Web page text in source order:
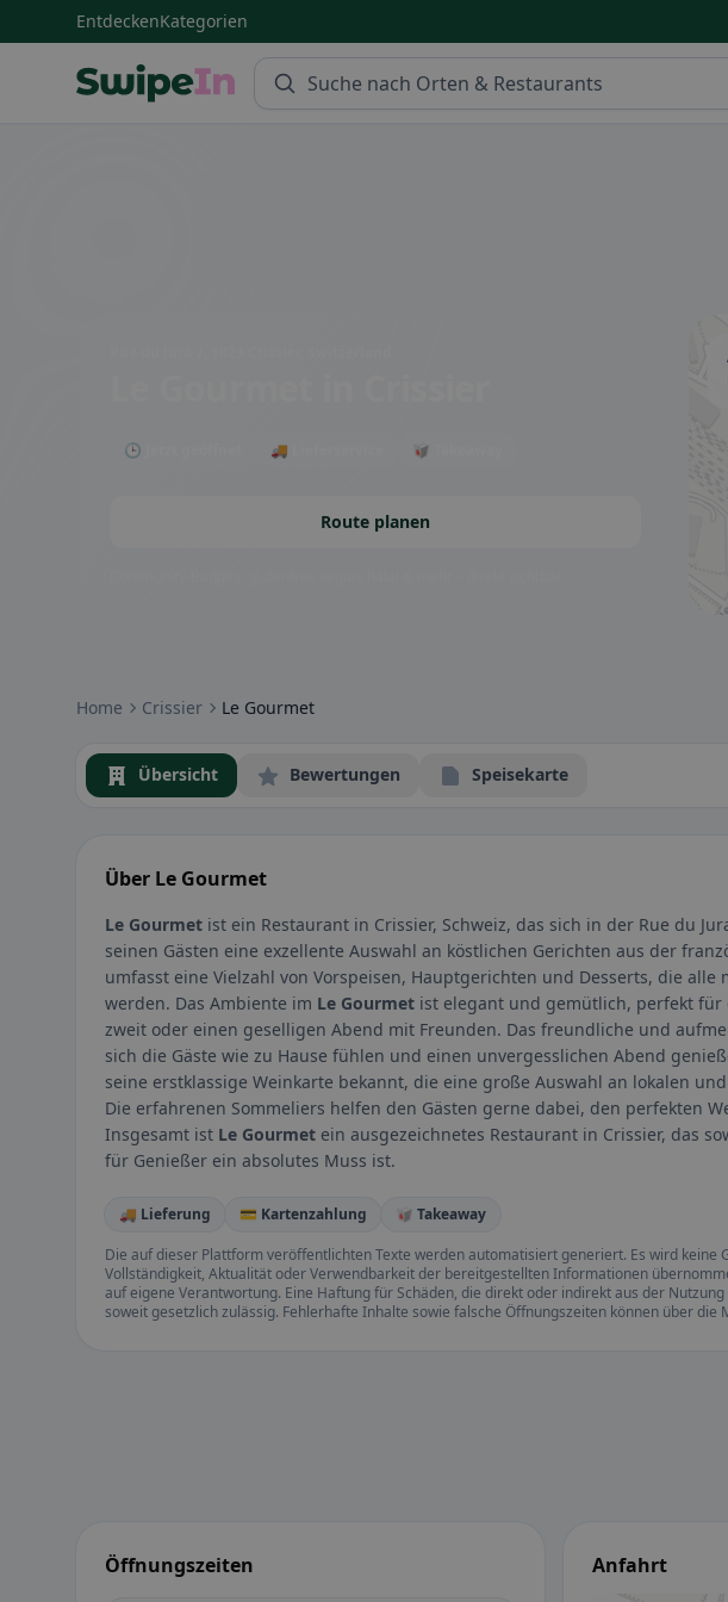
EntdeckenKategorien
🕒 Jetzt geöffnet 🚚 Lieferservice 🥡 Takeaway
Route planen
Home Crissier Le Gourmet
Übersicht Bewertungen Speisekarte
Über Le Gourmet
Le Gourmet ist ein Restaurant in Crissier, Schweiz, das sich in der Rue du
seinen Gästen eine exzellente Auswahl an köstlichen Gerichten aus der
umfasst eine Vielzahl von Vorspeisen, Hauptgerichten und Desserts, die
werden. Das Ambiente im Le Gourmet ist elegant und gemütlich, perfekt für
zweit oder einen geselligen Abend mit Freunden. Das freundliche und
sich die Gäste wie zu Hause fühlen und einen unvergesslichen Abend
seine erstklassige Weinkarte bekannt, die eine große Auswahl an lokalen
Die erfahrenen Sommeliers helfen den Gästen gerne dabei, den perfekten
Insgesamt ist Le Gourmet ein ausgezeichnetes Restaurant in Crissier, das
für Genießer ein absolutes Muss ist.
🚚 Lieferung 💳 Kartenzahlung
🥡 Takeaway
Die auf dieser Plattform veröffentlichten Texte werden automatisiert generiert. Es wird keine
Vollständigkeit, Aktualität oder Verwendbarkeit der bereitgestellten Informationen
auf eigene Verantwortung. Eine Haftung für Schäden, die direkt oder indirekt aus der
soweit gesetzlich zulässig. Fehlerhafte Inhalte sowie falsche Öffnungszeiten können über die
Öffnungszeiten Anfahrt